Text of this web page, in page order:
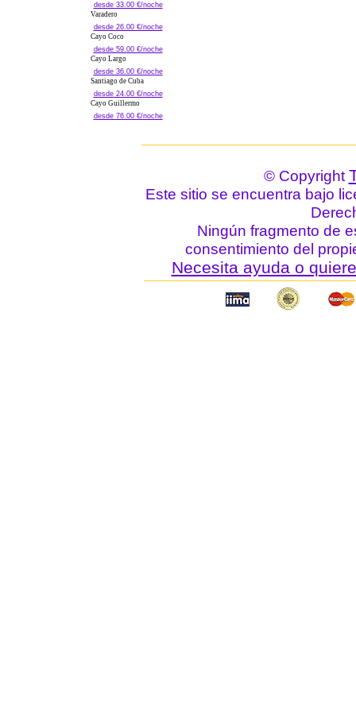
desde 33.00 €/noche
Varadero
desde 26.00 €/noche
Cayo Coco
desde 59.00 €/noche
Cayo Largo
desde 36.00 €/noche
Santiago de Cuba
desde 24.00 €/noche
Cayo Guillermo
desde 76.00 €/noche
© Copyright
Este sitio se encuentra bajo
Ningún fragmento de
consentimiento del
Necesita ayuda o